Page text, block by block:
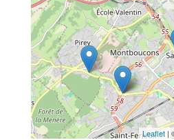
Leaflet |